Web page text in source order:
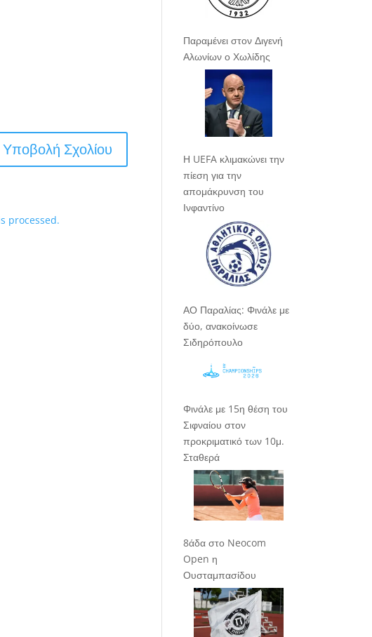
processed.
Παραμένει στον Διγενή
Αλωνίων ο Χωλίδης
Η UEFA κλιμακώνει την
πίεση για την
απομάκρυνση του
Ινφαντίνο
ΑΟ Παραλίας: Φινάλε με
δύο, ανακοίνωσε
Σιδηρόπουλο
Φινάλε με 15η θέση του
Σιφναίου στον
προκριματικό των 10μ.
Σταθερά
8άδα στο Neocom
Open η
Ουσταμπασίδου